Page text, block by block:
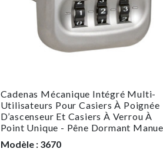
Cadenas Mécanique Intégré Multi-
Utilisateurs Pour Casiers À Poignée
D’ascenseur Et Casiers À Verrou À
Point Unique - Pêne Dormant
Modèle : 3670